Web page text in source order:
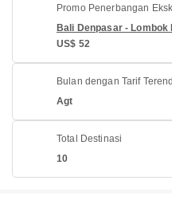
Promo Penerbangan
Bali Denpasar - Lombok
US$ 52
Bulan dengan Tarif
Agt
Total Destinasi
10